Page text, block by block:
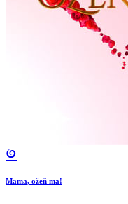
Mama, ožeň ma!